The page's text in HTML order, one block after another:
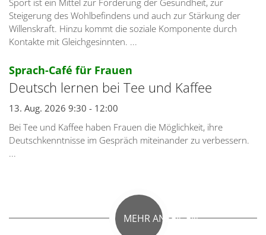
Sport ist ein Mittel zur Förderung der Gesundheit, zur
Steigerung des Wohlbefindens und auch zur Stärkung der
Willenskraft. Hinzu kommt die soziale Komponente durch
Kontakte mit Gleichgesinnten. ...
Sprach-Café für Frauen
Deutsch lernen bei Tee und Kaffee
13. Aug. 2026 9:30 - 12:00
Bei Tee und Kaffee haben Frauen die Möglichkeit, ihre
Deutschkenntnisse im Gespräch miteinander zu verbessern.
...
MEHR ANZEIGEN